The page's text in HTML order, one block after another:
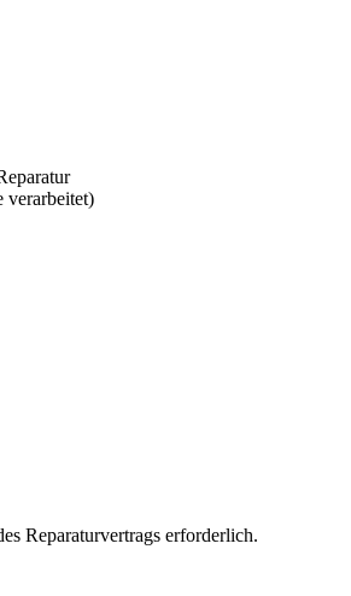
verarbeitet)
Reparaturvertrags erforderlich.